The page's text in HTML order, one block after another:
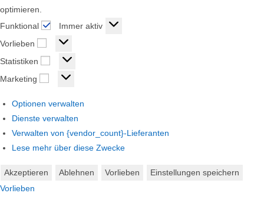
optimieren.
Funktional
Funktional
Immer aktiv
Vorlieben
Vorlieben
Statistiken Statistiken
Marketing Marketing
Optionen verwalten
Dienste verwalten
Verwalten von {vendor_count}-Lieferanten
Lese mehr über diese Zwecke
Akzeptieren Ablehnen Vorlieben
Einstellungen speichern
Vorlieben